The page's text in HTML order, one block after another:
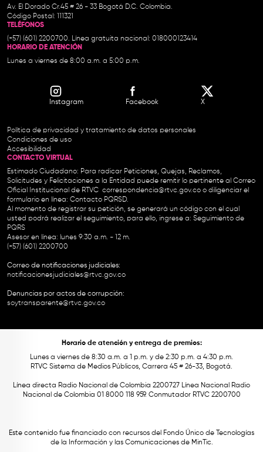
Av. El Dorado Cr.45 # 26 - 33 Bogotá D.C. Colombia.
Código Postal: 111321
TELÉFONOS
(+57) (601) 2200700. Línea gratuita nacional: 018000123414
HORARIO DE ATENCIÓN
Lunes a viernes de 8:00 a.m. a 5:00 p.m.
Instagram Facebook X
Política de privacidad y tratamiento de datos personales
Condiciones de uso
Accesibilidad
CONTACTO VIRTUAL
Estimado Ciudadano: Para radicar Peticiones, Quejas, Reclamos,
Solicitudes y Felicitaciones a la Entidad puede remitir lo pertinente al Correo
Oficial Institucional de RTVC correspondencia@rtvc.gov.co o diligenciar el
formulario en línea: Contacto PQRSD.
Al momento de registrar su petición, se generará un código con el cual
usted podrá realizar el seguimiento, para ello, ingrese a: Seguimiento de
PQRS
Asesor en línea: lunes 9:30 a.m. - 12 m.
(+57) (601) 2200700
Correo de notificaciones judiciales:
notificacionesjudiciales@rtvc.gov.co
Denuncias por actos de corrupción:
soytransparente@rtvc.gov.co
Horario de atención y entrega de premios:
Lunes a viernes de 8:30 a.m. a 1 p.m. y de 2:30 p.m. a 4:30 p.m.
RTVC Sistema de Medios Públicos, Carrera 45 # 26-33, Bogotá.
Línea directa Radio Nacional de Colombia 2200727 Línea Nacional Radio
Nacional de Colombia 01 8000 118 959. Conmutador RTVC 2200700
Este contenido fue financiado con recursos del Fondo Único de Tecnologías
de la Información y las Comunicaciones de MinTic.